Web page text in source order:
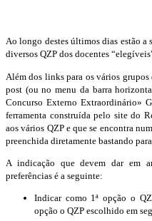
Ao longo destes últimos dias estão a
diversos QZP dos docentes
Além dos links para os vários
post (ou no menu da barra
Concurso Externo Extraordinário»
ferramenta construída pelo site do
aos vários QZP e que se encontra
preenchida diretamente bastando
A indicação que devem dar em
preferências é a seguinte:
Indicar como 1ª opção o
opção o QZP escolhido em